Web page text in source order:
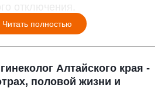
отключения.
Читать полностью
Алтайского края -
половой жизни и